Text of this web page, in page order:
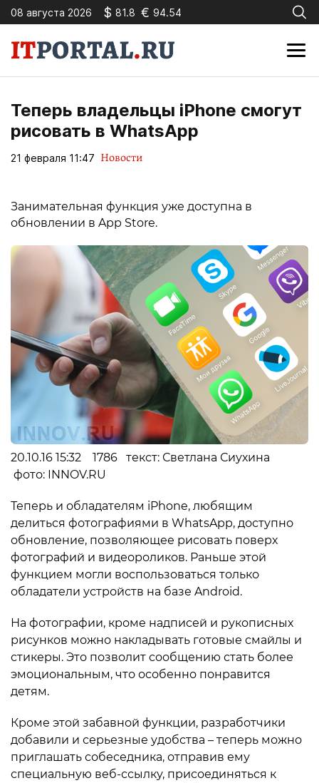
08 августа 2026 $ 81.8 € 94.54
Теперь владельцы iPhone смогут
рисовать в WhatsApp
21 февраля 11:47 Новости
Занимательная функция уже доступна в
обновлении в App Store.
20.10.16 15:32 1786 текст: Светлана Сиухина
фото: INNOV.RU
Теперь и обладателям iPhone, любящим
делиться фотографиями в WhatsApp, доступно
обновление, позволяющее рисовать поверх
фотографий и видеороликов. Раньше этой
функцием могли воспользоваться только
обладатели устройств на базе Android.
На фотографии, кроме надписей и рукописных
рисунков можно накладывать готовые смайлы и
стикеры. Это позволит сообщению стать более
эмоциональным, что особенно понравится
детям.
Кроме этой забавной функции, разработчики
добавили и серьезные удобства – теперь можно
приглашать собеседника, отправив ему
специальную веб-ссылку, присоединяться к